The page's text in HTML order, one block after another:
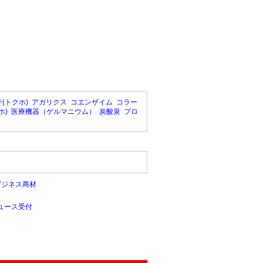
(トクホ) アガリクス コエンザイム コラー
) 医療機器（ゲルマニウム） 炭酸泉 プロ
ジネス商材
ース受付